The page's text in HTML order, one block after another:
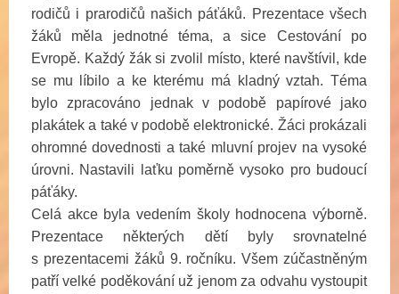
rodičů i prarodičů našich páťáků. Prezentace všech
žáků měla jednotné téma, a sice Cestování po
Evropě. Každý žák si zvolil místo, které navštívil, kde
se mu líbilo a ke kterému má kladný vztah. Téma
bylo zpracováno jednak v podobě papírové jako
plakátek a také v podobě elektronické. Žáci prokázali
ohromné dovednosti a také mluvní projev na vysoké
úrovni. Nastavili laťku poměrně vysoko pro budoucí
páťáky.
Celá akce byla vedením školy hodnocena výborně.
Prezentace některých dětí byly srovnatelné
s prezentacemi žáků 9. ročníku. Všem zúčastněným
patří velké poděkování už jenom za odvahu vystoupit